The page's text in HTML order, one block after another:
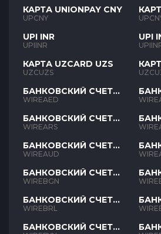
КАРТА UNIONPAY CNY
UPCNY
UPI INR
UPIINR
КАРТА UZCARD UZS
UZCUZS
БАНКОВСКИЙ СЧЕТ
AED
WIREAED
БАНКОВСКИЙ СЧЕТ
ARS
WIREARS
БАНКОВСКИЙ СЧЕТ
AUD
WIREAUD
БАНКОВСКИЙ СЧЕТ
BGN
WIREBGN
БАНКОВСКИЙ СЧЕТ
BRL
WIREBRL
БАНКОВСКИЙ СЧЕТ
UPI
AED
ARS
AUD
BGN
BRL